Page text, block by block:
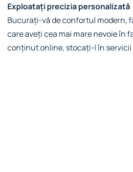
Exploatați precizia personalizată
Bucurați-vă de confortul modern,
care aveți cea mai mare nevoie în
conținut online, stocați-l în servicii